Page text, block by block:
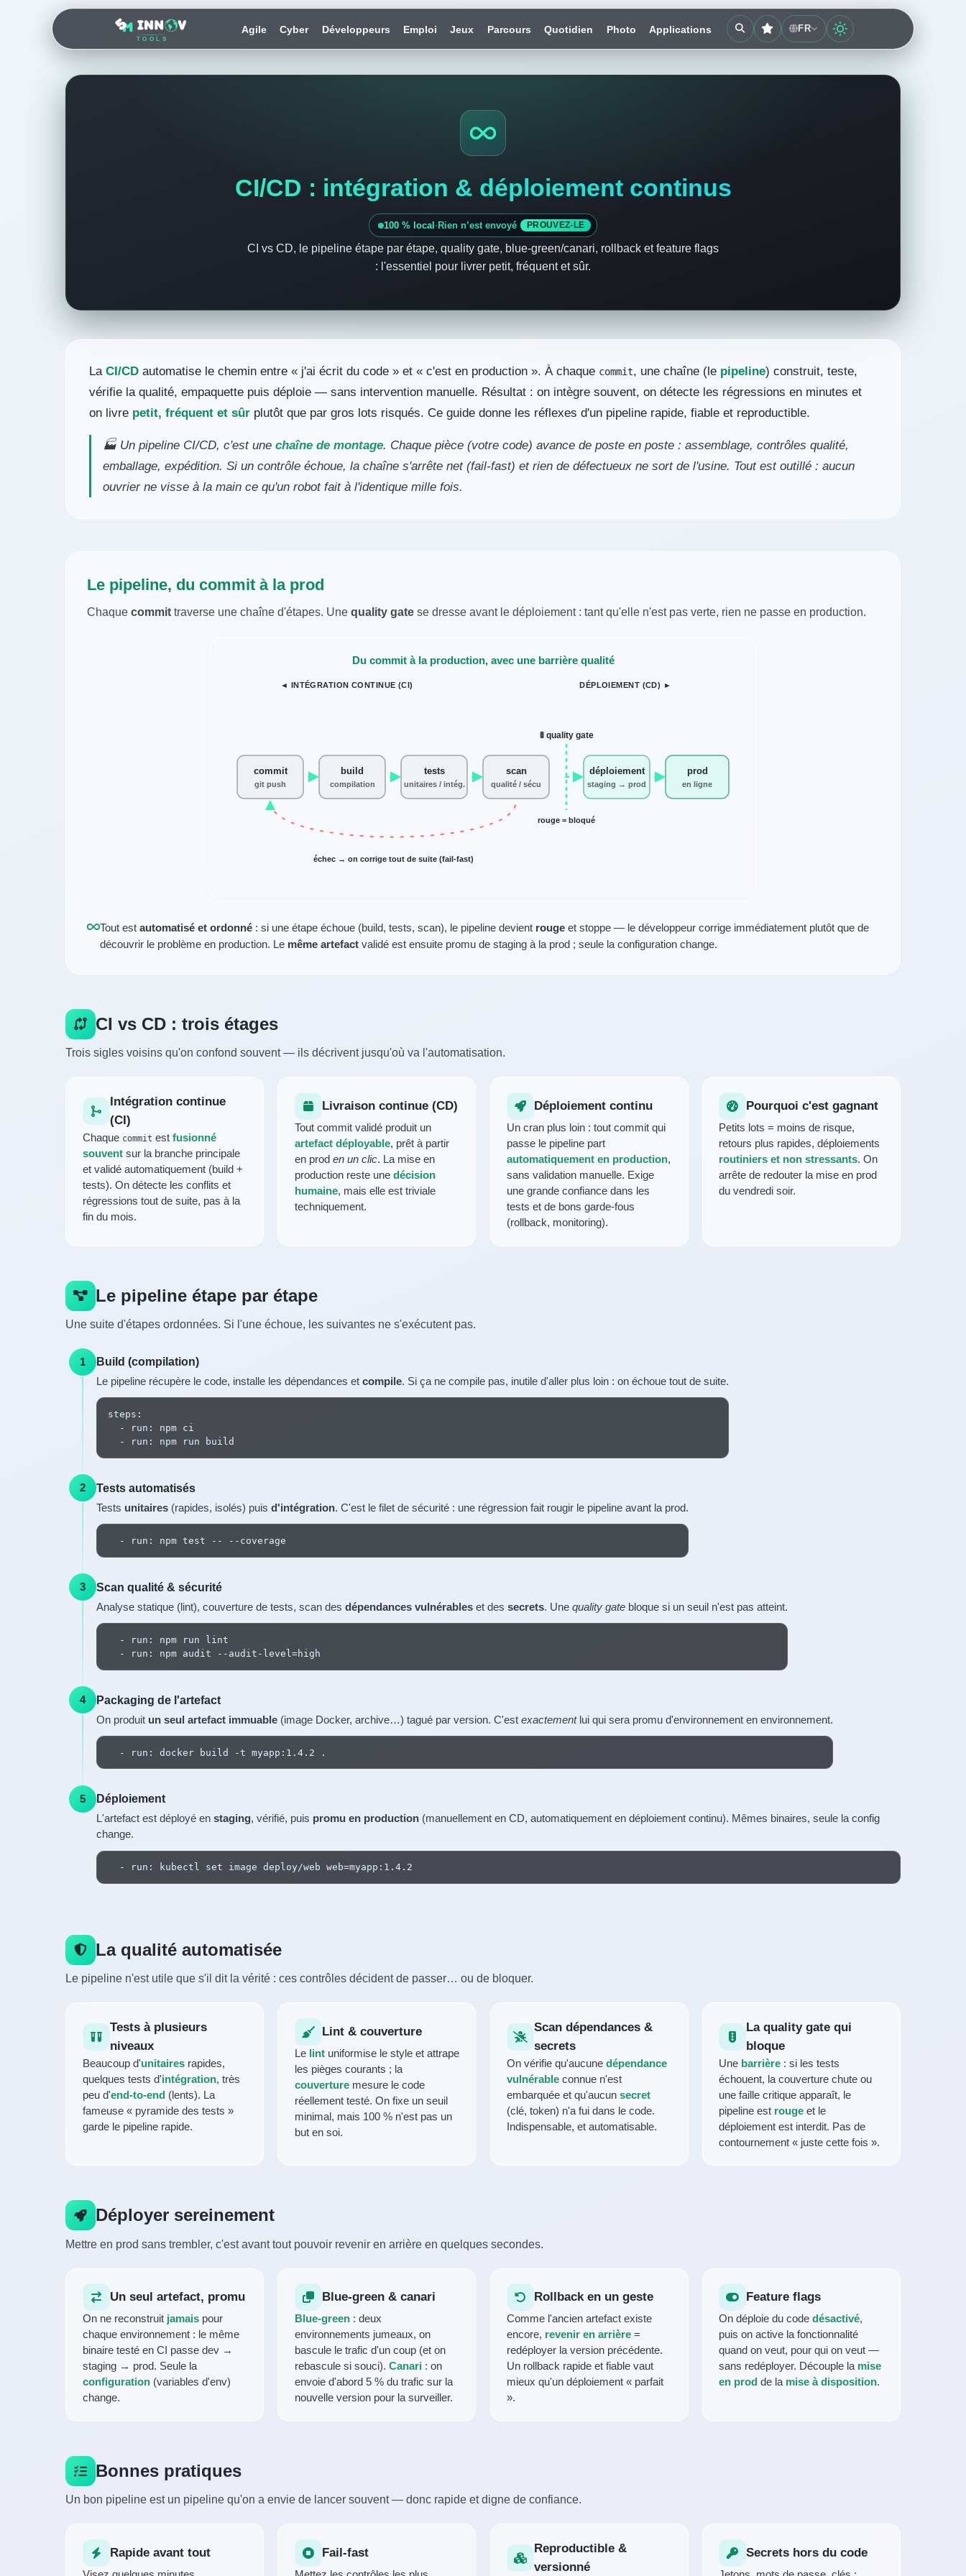
TOOLS
Agile Cyber Développeurs Emploi Jeux Parcours Quotidien Photo Applications FR
CI/CD : intégration & déploiement continus
100 % local · Rien n’est envoyé PROUVEZ-LE
CI vs CD, le pipeline étape par étape, quality gate, blue-green/canari, rollback et feature flags
: l'essentiel pour livrer petit, fréquent et sûr.
LaCI/CD automatise le chemin entre « j'ai écrit du code » et « c'est en production ». À chaque commit, une chaîne (le pipeline) construit, teste,
vérifie la qualité, empaquette puis déploie — sans intervention manuelle. Résultat : on intègre souvent, on détecte les régressions en minutes et
on livre petit, fréquent et sûr plutôt que par gros lots risqués. Ce guide donne les réflexes d'un pipeline rapide, fiable et reproductible.
🏭 Un pipeline CI/CD, c'est unechaîne de montage. Chaque pièce (votre code) avance de poste en poste : assemblage, contrôles qualité,
emballage, expédition. Si un contrôle échoue, la chaîne s'arrête net (fail-fast) et rien de défectueux ne sort de l'usine. Tout est outillé : aucun
ouvrier ne visse à la main ce qu'un robot fait à l'identique mille fois.
Le pipeline, du commit à la prod
Chaque committraverse une chaîne d'étapes. Une quality gatese dresse avant le déploiement : tant qu'elle n'est pas verte, rien ne passe en production.
Du commit à la production, avec une barrière qualité
◄ INTÉGRATION CONTINUE (CI) DÉPLOIEMENT (CD) ►
commit
git push
build
compilation
tests
unitaires / intég.
scan
qualité / sécu
déploiement
staging → prod
prod
en ligne
🚦 quality gate
rouge = bloqué
échec → on corrige tout de suite (fail-fast)
Tout est automatisé et ordonné: si une étape échoue (build, tests, scan), le pipeline devient rougeet stoppe — le développeur corrige immédiatement plutôt que de
découvrir le problème en production. Le même artefactvalidé est ensuite promu de staging à la prod ; seule la configuration change.
CI vs CD : trois étages
Trois sigles voisins qu'on confond souvent — ils décrivent jusqu'où va l'automatisation.
Intégration continue
(CI)
Chaque commit est fusionné
souventsur la branche principale
et validé automatiquement (build +
tests). On détecte les conflits et
régressions tout de suite, pas à la
fin du mois.
Livraison continue (CD)
Tout commit validé produit un
artefact déployable, prêt à partir
en prod en un clic. La mise en
production reste une décision
humaine, mais elle est triviale
techniquement.
Déploiement continu
Un cran plus loin : tout commit qui
passe le pipeline part
automatiquement en production,
sans validation manuelle. Exige
une grande confiance dans les
tests et de bons garde-fous
(rollback, monitoring).
Pourquoi c'est gagnant
Petits lots = moins de risque,
retours plus rapides, déploiements
routiniers et non stressants. On
arrête de redouter la mise en prod
du vendredi soir.
Le pipeline étape par étape
Une suite d'étapes ordonnées. Si l'une échoue, les suivantes ne s'exécutent pas.
1 Build (compilation)
Le pipeline récupère le code, installe les dépendances et compile. Si ça ne compile pas, inutile d'aller plus loin : on échoue tout de suite.
steps:
  - run: npm ci
  - run: npm run build
2 Tests automatisés
Tests unitaires(rapides, isolés) puis d'intégration. C'est le filet de sécurité : une régression fait rougir le pipeline avant la prod.
  - run: npm test -- --coverage
3 Scan qualité & sécurité
Analyse statique (lint), couverture de tests, scan des dépendances vulnérableset des secrets. Une quality gatebloque si un seuil n'est pas atteint.
  - run: npm run lint
  - run: npm audit --audit-level=high
4 Packaging de l'artefact
On produit un seul artefact immuable(image Docker, archive…) tagué par version. C'est exactementlui qui sera promu d'environnement en environnement.
  - run: docker build -t myapp:1.4.2 .
5 Déploiement
L'artefact est déployé en staging, vérifié, puis promu en production(manuellement en CD, automatiquement en déploiement continu). Mêmes binaires, seule la config
change.
  - run: kubectl set image deploy/web web=myapp:1.4.2
La qualité automatisée
Le pipeline n'est utile que s'il dit la vérité : ces contrôles décident de passer… ou de bloquer.
Tests à plusieurs
niveaux
Beaucoup d'unitairesrapides,
quelques tests d'intégration, très
peu d'end-to-end(lents). La
fameuse « pyramide des tests »
garde le pipeline rapide.
Lint & couverture
Le lintuniformise le style et attrape
les pièges courants ; la
couverturemesure le code
réellement testé. On fixe un seuil
minimal, mais 100 % n'est pas un
but en soi.
Scan dépendances &
secrets
On vérifie qu'aucune dépendance
vulnérableconnue n'est
embarquée et qu'aucun secret
(clé, token) n'a fui dans le code.
Indispensable, et automatisable.
La quality gate qui
bloque
Une barrière : si les tests
échouent, la couverture chute ou
une faille critique apparaît, le
pipeline est rouge et le
déploiement est interdit. Pas de
contournement « juste cette fois ».
Déployer sereinement
Mettre en prod sans trembler, c'est avant tout pouvoir revenir en arrière en quelques secondes.
Un seul artefact, promu
On ne reconstruit jamaispour
chaque environnement : le même
binaire testé en CI passe dev →
staging → prod. Seule la
configuration(variables d'env)
change.
Blue-green & canari
Blue-green: deux
environnements jumeaux, on
bascule le trafic d'un coup (et on
rebascule si souci). Canari: on
envoie d'abord 5 % du trafic sur la
nouvelle version pour la surveiller.
Rollback en un geste
Comme l'ancien artefact existe
encore, revenir en arrière=
redéployer la version précédente.
Un rollback rapide et fiable vaut
mieux qu'un déploiement « parfait
».
Feature flags
On déploie du codedésactivé,
puis on active la fonctionnalité
quand on veut, pour qui on veut —
sans redéployer. Découple la mise
en prod de la mise à disposition.
Bonnes pratiques
Un bon pipeline est un pipeline qu'on a envie de lancer souvent — donc rapide et digne de confiance.
Rapide avant tout Fail-fast
Reproductible &
versionné
Secrets hors du code